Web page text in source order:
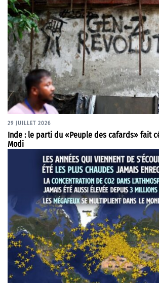
29 JUILLET 2026
Inde : le parti du «Peuple des cafards» fait
Modi